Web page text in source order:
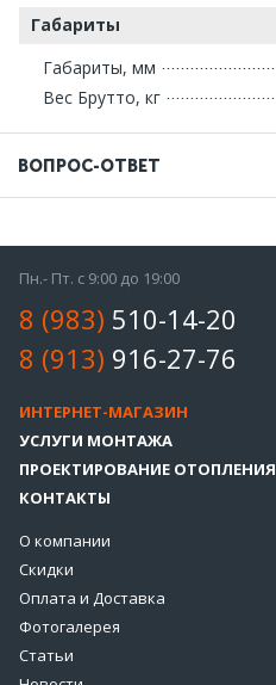
Габариты
Габариты, мм
Вес Брутто, кг
ВОПРОС-ОТВЕТ
Пн.- Пт. с 9:00 до 19:00
8 (983) 510-14-20
8 (913) 916-27-76
ИНТЕРНЕТ-МАГАЗИН
УСЛУГИ МОНТАЖА
ПРОЕКТИРОВАНИЕ ОТОПЛЕНИЯ
КОНТАКТЫ
О компании
Скидки
Оплата и Доставка
Фотогалерея
Статьи